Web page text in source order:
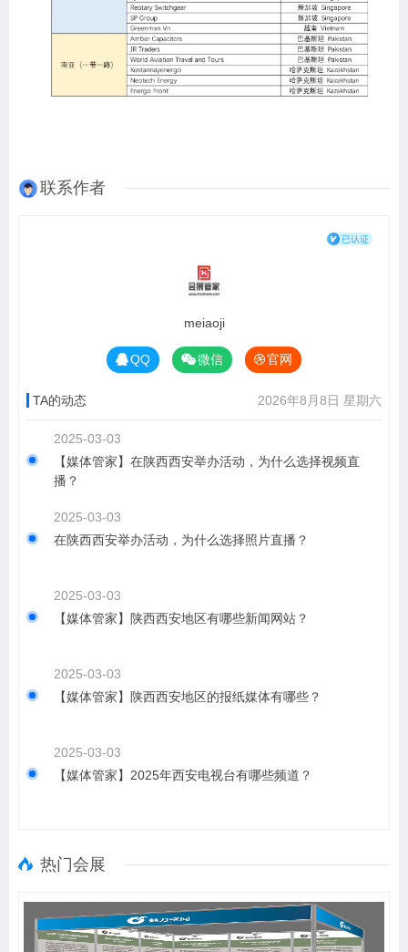
联系作者
meiaoji
QQ 微信 官网
TA的动态 2026年8月8日 星期六
2025-03-03
【媒体管家】在陕西西安举办活动，为什么选择视频直
播？
2025-03-03
在陕西西安举办活动，为什么选择照片直播？
2025-03-03
【媒体管家】陕西西安地区有哪些新闻网站？
2025-03-03
【媒体管家】陕西西安地区的报纸媒体有哪些？
2025-03-03
【媒体管家】2025年西安电视台有哪些频道？
热门会展